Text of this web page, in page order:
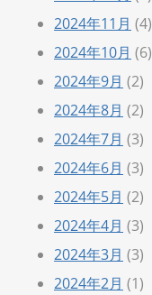
2024年11月 (4)
2024年10月 (6)
2024年9月 (2)
2024年8月 (2)
2024年7月 (3)
2024年6月 (3)
2024年5月 (2)
2024年4月 (3)
2024年3月 (3)
2024年2月 (1)